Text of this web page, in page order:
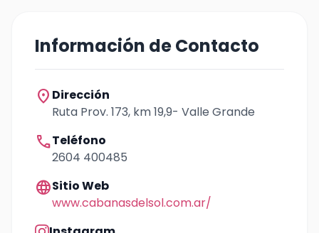
Información de Contacto
location_on Dirección
Ruta Prov. 173, km 19,9- Valle Grande
callTeléfono
2604 400485
languageSitio Web
www.cabanasdelsol.com.ar/